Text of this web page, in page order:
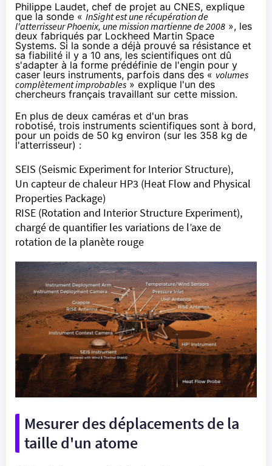
Philippe Laudet, chef de projet au CNES, explique
que la sonde « InSight est une récupération de
l'atterrisseur Phoenix, une mission martienne de 2008 », les
deux fabriqués par Lockheed Martin Space
Systems. Si la sonde a déjà prouvé sa résistance et
sa fiabilité il y a 10 ans, les scientifiques ont dû
s'adapter à la forme prédéfinie de l'engin pour y
caser leurs instruments, parfois dans des « volumes
complètement improbables» explique l'un des
chercheurs français travaillant sur cette mission.
En plus de deux caméras et d'un bras
robotisé, trois instruments scientifiques sont à bord,
pour un poids de 50 kg environ (sur les 358 kg de
l'atterrisseur) :
SEIS (Seismic Experiment for Interior Structure),
Un capteur de chaleur HP3 (Heat Flow and Physical
Properties Package)
RISE (Rotation and Interior Structure Experiment),
chargé de quantifier les variations de l’axe de
rotation de la planète rouge
Mesurer des déplacements de la
taille d'un atome